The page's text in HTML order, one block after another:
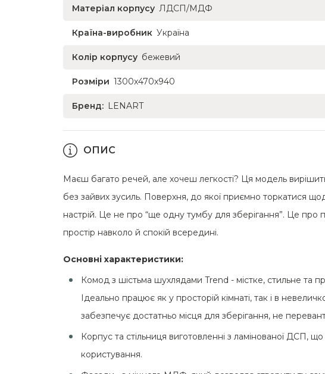
Матеріал корпусу ЛДСП/МДФ
Країна-виробник Україна
Колір корпусу бежевий
Розміри 1300x470x940
Бренд: LENART
ОПИС
Маєш багато речей, але хочеш легкості? Ця модель
без зайвих зусиль. Поверхня, до якої приємно торкатися
настрій. Це не про “ще одну тумбу для зберігання”. Це про
простір навколо й спокій всередині.
Основні характеристики:
Комод з шістьма шухлядами Trend - містке, стильне та
Ідеально працює як у просторій кімнаті, так і в
забезпечує достатньо місця для зберігання, не
Корпус та стільниця виготовленні з ламінованої ДСП,
користування.